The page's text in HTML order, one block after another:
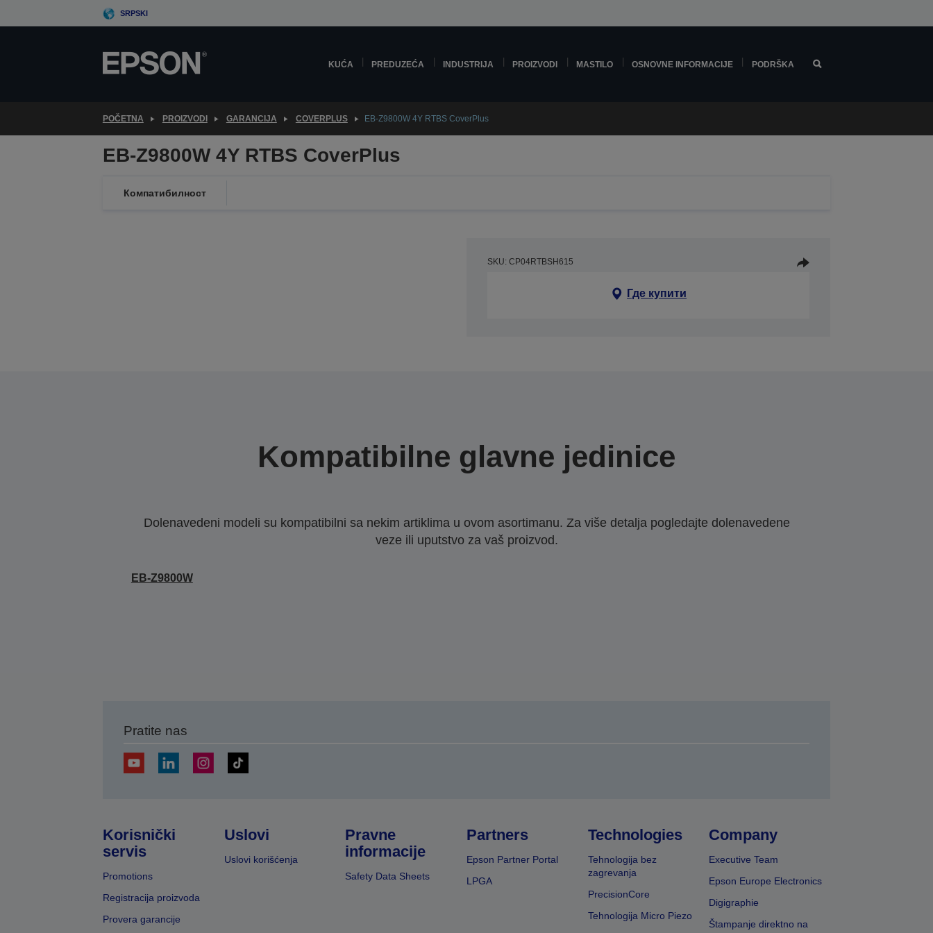
to
SRPSKI
KUĆA PREDUZEĆA INDUSTRIJA PROIZVODI MASTILO OSNOVNE INFORMACIJE PODRŠKA
POČETNA PROIZVODI GARANCIJA COVERPLUS EB-Z9800W 4Y RTBS CoverPlus
EB-Z9800W 4Y RTBS CoverPlus
Компатибилност
SKU: CP04RTBSH615
Где купити
Kompatibilne glavne jedinice
Dolenavedeni modeli su kompatibilni sa nekim artiklima u ovom asortimanu. Za više detalja pogledajte dolenavedene
veze ili uputstvo za vaš proizvod.
EB-Z9800W
Pratite nas
Korisnički
servis
Promotions
Registracija proizvoda
Provera garancije
Uslovi
Uslovi korišćenja
Pravne
informacije
Safety Data Sheets
Partners
Epson Partner Portal
LPGA
Technologies
Tehnologija bez
zagrevanja
PrecisionCore
Tehnologija Micro Piezo
Company
Executive Team
Epson Europe Electronics
Digigraphie
Štampanje direktno na